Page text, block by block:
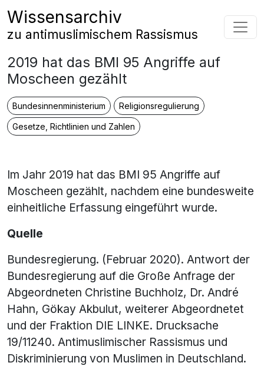
Zum Inhalt springen
Hauptnavigation
Wissensarchiv
zu antimuslimischem Rassismus
2019 hat das BMI 95 Angriffe auf
Moscheen gezählt
Bundesinnenministerium Religionsregulierung
Gesetze, Richtlinien und Zahlen
Im Jahr 2019 hat das BMI 95 Angriffe auf
Moscheen gezählt, nachdem eine bundesweite
einheitliche Erfassung eingeführt wurde.
Quelle
Bundesregierung. (Februar 2020). Antwort der
Bundesregierung auf die Große Anfrage der
Abgeordneten Christine Buchholz, Dr. André
Hahn, Gökay Akbulut, weiterer Abgeordnetet
und der Fraktion DIE LINKE. Drucksache
19/11240. Antimuslimischer Rassismus und
Diskriminierung von Muslimen in Deutschland.